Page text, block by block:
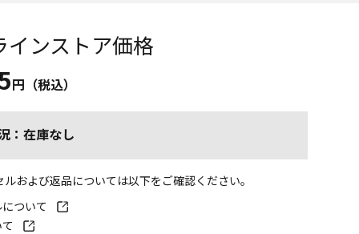
インストア価格
円（税込）
：在庫なし
および返品については以下をご確認ください。
ついて